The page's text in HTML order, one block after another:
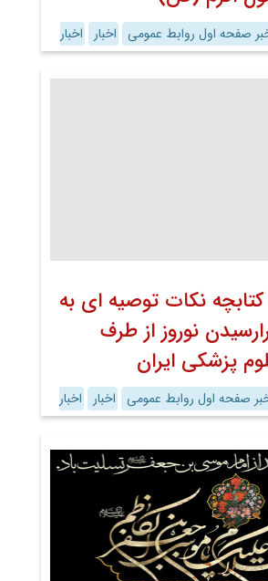
صفحه اول روابط عمومی اخبار
اخبار
فایل PDF کتابچه نکات توصیه ای به
نوروز از طرف
پزشکی ایران
صفحه اول روابط عمومی اخبار
اخبار